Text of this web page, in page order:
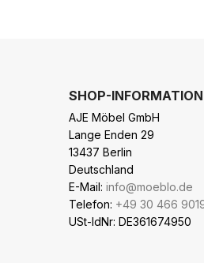
SHOP-
AJE Möbel GmbH
Lange Enden 29
13437 Berlin
Deutschland
E-Mail: info@moeblo.de
Telefon: +49 30 466
USt-IdNr: DE361674950